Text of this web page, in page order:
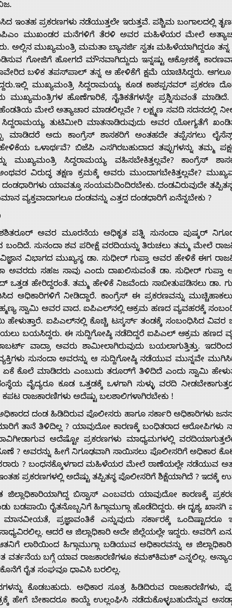
ಇಂತಹ ಪ್ರಕರಣಗಳು ನಡೆಯುತ್ತಲೇ ಇರುತ್ತವೆ. ಪಶ್ಚಿಮ ಬಂಗಾಲದಲ್ಲಿ
ಮುಖಂಡರ ಮನೆಗಳಿಗೆ ತೆರಳಿ ಅವರ ಮಹಿಳೆಯರ ಮೇಲೆ
ಅಲ್ಲಿನ ಮುಖ್ಯಮಂತ್ರಿ ಮಮತಾ ಬ್ಯಾನರ್ಜಿ ಸ್ವತಃ ಮಹಿಳೆಯಾಗಿದ್ದರೂ
ಗೋಜಿಗೆ ಹೋಗದೆ ಮೌನವಾಗಿದ್ದುದು ಇನ್ನಷ್ಟು ಆಕ್ರೋಶಕ್ಕೆ
ಬಳಿಕ ತಪಸ್‌ಪಾಲ್ ತನ್ನ ಆ ಹೇಳಿಕೆಗೆ ಕ್ಷಮೆ ಯಾಚಿಸಿದ್ದರು.
ಮುಖ್ಯಮಂತ್ರಿ ಸಿದ್ದರಾಮಯ್ಯ ಕೂಡ ಕಾಶಪ್ಪನವರ್ ಪ್ರಕರಣ
ಮುಖ್ಯಮಂತ್ರಿಗಳ ಹೊಣೆಗಾರಿಕೆ, ನೈತಿಕತೆಗಳನ್ನೇ ಪ್ರಶ್ನಿಸುವಂತೆ ಮಾಡಿದೆ.
ಮೇಲೆ ಅತ್ಯಾಚಾರ ಮಾಡಲಿಲ್ಲವೇ ? ಲಕ್ಷ್ಮಣ ಸವದಿ ಸದನದಲ್ಲಿ
ತುಟಿಮೀರಿ ಮಾತನಾಡಿರುವುದು ಅವರ ಯೋಗ್ಯತೆಗೆ
ಮಾಡಿದರೆ ಅದು ಕಾಂಗ್ರೆಸ್ ಶಾಸಕರಿಗೆ ಅಂತಹದೇ ತಪ್ಪೆಸಗಲು
ಒಳಾರ್ಥವೆ? ಬಿಜೆಪಿ ಎಸಗಿರಬಹುದಾದ ತಪ್ಪುಗಳನ್ನು ತಮ್ಮ
ಮುಖ್ಯಮಂತ್ರಿ ಸಿದ್ದರಾಮಯ್ಯ ವಹಿಸಬೇಕಿತ್ತಲ್ಲವೇ? ಕಾಂಗ್ರೆಸ್
ವಿರುದ್ಧ ತಕ್ಷಣ ಕ್ರಮಕ್ಕೆ ಅವರು ಮುಂದಾಗಬೇಕಿತ್ತಲ್ಲವೇ?
ಯಾವತ್ತೂ ಸಂಯಮದಿಂದಿರಬೇಕು. ದಂಡವಿರುವುದೇ
ವ್ಯಕ್ತವಾದಾಗಲೂ ದಂಡವನ್ನು ಎತ್ತದ ದಂಡಧಾರಿಗೆ ಏನೆನ್ನಬೇಕು ?
ಅವರ ಮೂರನೆಯ ಅಧಿಕೃತ ಪತ್ನಿ ಸುನಂದಾ ಪುಷ್ಕರ್
ಬಂದಿದೆ. ಸುನಂದಾ ಶವ ಪರೀಕ್ಷೆ ವರದಿಯನ್ನು ತಿರುಚಲು ತಮ್ಮ ಮೇಲೆ
ವಿಭಾಗದ ಮುಖ್ಯಸ್ಥ ಡಾ. ಸುಧೀರ್ ಗುಪ್ತಾ ಅವರ ಹೇಳಿಕೆ ಈಗ
ಅವರದು ಸಹಜ ಸಾವು ಎಂದು ದಾಖಲಿಸುವಂತೆ ಡಾ. ಸುಧೀರ್
ಒತ್ತಡ ಹೇರಿದ್ದರಂತೆ. ತಮ್ಮ ಹೇಳಿಕೆ ನಿಜವೆಂದು ಸಾಬೀತುಪಡಿಸಲು ಡಾ.
ಅಧಿಕಾರಿಗಳಿಗೆ ನೀಡಿದ್ದಾರೆ. ಕಾಂಗ್ರೆಸ್ ಈ ಪ್ರಕರಣವನ್ನು
ಸ್ವಾಮಿ ಅವರ ವಾದ. ಐಪಿಎಲ್‌ನಲ್ಲಿ ಆಕ್ರಮ ಹಣದ ವ್ಯವಹರಕ್ಕೆ
ಹೇಳುತ್ತಾರೆ. ಐಪಿಎಲ್‌ನಲ್ಲಿ ಕೊಚ್ಚಿ ಟಸ್ಕರ್ಸ್ ತಂಡಕ್ಕೆ ಸಂಬಂಧಿಸಿದ ವಿವರ
ಬಯಸಿದ್ದರು. ಈ ಸುದ್ದಿಗೋಷ್ಠಿ ನಡೆದಿದ್ದರೆ ಐಪಿಎಲ್ ಆಕ್ರಮ ಹಣದ
ವಾದ್ರಾ ಅವರು ಶಾಮೀಲಾಗಿರುವುದು ಬಯಲಾಗುತ್ತಿತ್ತು.
ಸುನಂದಾ ಅವರನ್ನು ಆ ಸುದ್ದಿಗೋಷ್ಠಿ ನಡೆಯುವ ಮುನ್ನವೇ
ಕೊಲೆ ಮಾಡಿದರು ಎಂಬುದು ತರೂರ್‌ಗೆ ತಿಳಿದಿದೆ ಎಂದು ಸ್ವಾಮಿ
ವೈದ್ಯರೂ ಕೂಡ ಒತ್ತಡಕ್ಕೆ ಒಳಗಾಗಿ ಸುಳ್ಳು ವರದಿ
ಕಪಟ ರಾಜಕಾರಣಿಗಳು ಅದೆಷ್ಟು ಬಲಶಾಲಿಗಳಾಗಿರಬೇಕು !
ಅಧಿಕಾರದ ದಂಡ ಹಿಡಿದಿರುವ ಪೊಲೀಸರು ಹಾಗೂ ಸರ್ಕಾರಿ ಅಧಿಕಾರಿಗಳು
ತಾನೆ ತಿಳಿದಿಲ್ಲ ? ಯಾವುದೋ ಕಾರಣಕ್ಕೆ ಬಂಧಿತರಾದ ಆರೋಪಿಗಳು
ಅದೆಷ್ಟೋ ಪ್ರಕರಣಗಳು ಮಾಧ್ಯಮಗಳಲ್ಲಿ
? ಅವರನ್ನು ಹೀಗೆ ನಿಗೂಢವಾಗಿ ಸಾಯಿಸಲು ಪೊಲೀಸರಿಗೆ ಅಧಿಕಾರ
? ಬಂಧನಕ್ಕೊಳಗಾದ ಮಹಿಳೆಯರ ಮೇಲೆ ಠಾಣೆಯಲ್ಲೇ ನಡೆಯುವ
ಪ್ರಕರಣಗಳಲ್ಲಿ ಅದೆಷ್ಟು ತಪ್ಪಿತಸ್ಥ ಪೊಲೀಸರಿಗೆ ಶಿಕ್ಷೆಯಾಗಿದೆ ? ಇದಕ್ಕೆ
ಜಿಲ್ಲಾಧಿಕಾರಿಯಾಗಿದ್ದ ಬಿಸ್ವಾಸ್ ಎಂಬವರು ಯಾವುದೋ ಕಾರಣಕ್ಕೆ
ಬಡಪಾಯಿ ರೈತನೊಬ್ಬನಿಗೆ ಹಿಗ್ಗಾಮುಗ್ಗಾ ಹೊಡೆದಿದ್ದರು. ಈ ದೃಶ್ಯ
ಮಾನವೀಯತೆ, ಪ್ರಜ್ಞಾವಂತಿಕೆ ಎನ್ನುವುದು ಸರ್ಕಾರಕ್ಕೆ ಒಂದಿಷ್ಟಾದರೂ
ಆದರೆ ಆ ಜಿಲ್ಲಾಧಿಕಾರಿ ಅದೇ ಜಿಲ್ಲೆಯಲ್ಲೇ ಇದ್ದರು. ಅವರಿಗೆ
ಲಾಠಿಯಿಂದ ಹಿಗ್ಗಾಮುಗ್ಗಾ ಬಡಿಯುವ ಅಧಿಕಾರವನ್ನು ಆ
ವರ್ತನೆಯ ಬಗ್ಗೆ ಯಾವ ರಾಜಕಾರಣಿಗಳೂ ಕಮಕ್‌ಕಿಮಕ್ ಎನ್ನಲಿಲ್ಲ.
ರೈತ ಸಂಘವೂ ಧಾವಿಸಿ ಬರಲಿಲ್ಲ.
ಕೊಡಬಹುದು. ಅಧಿಕಾರ ಸೂತ್ರ ಹಿಡಿದಿರುವ ರಾಜಕಾರಣಿಗಳು,
ಹೇಗೆ ಬೇಕಾದರೂ ಕಾಯ್ದೆ ಉಲ್ಲಂಘಿಸಿ ನಡೆದುಕೊಳ್ಳಬಹುದೆನ್ನುವ